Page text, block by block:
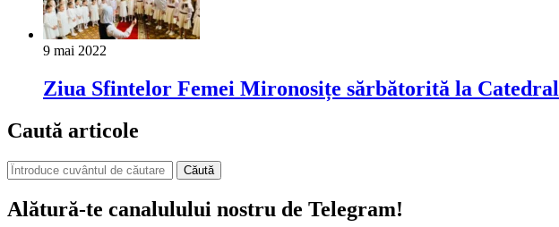
9 mai 2022
Ziua Sfintelor Femei Mironosițe sărbătorită la
Caută articole
Căută
Alătură-te canalulului nostru de Telegram!